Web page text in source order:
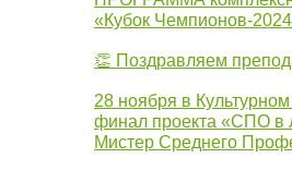
«Кубок Чемпионов-
👏 Поздравляем
28 ноября в
финал проекта «СПО в
Мистер Среднего